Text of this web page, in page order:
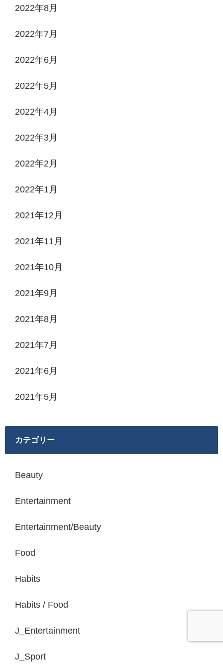
2022年8月
2022年7月
2022年6月
2022年5月
2022年4月
2022年3月
2022年2月
2022年1月
2021年12月
2021年11月
2021年10月
2021年9月
2021年8月
2021年7月
2021年6月
2021年5月
カテゴリー
Beauty
Entertainment
Entertainment/Beauty
Food
Habits
Habits / Food
J_Entertainment
J_Sport